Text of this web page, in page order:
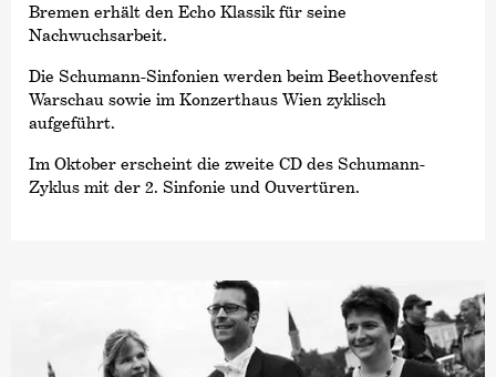
Bremen erhält den Echo Klassik für seine
Nachwuchsarbeit.
Die Schumann-Sinfonien werden beim Beethovenfest
Warschau sowie im Konzerthaus Wien zyklisch
aufgeführt.
Im Oktober erscheint die zweite CD des Schumann-
Zyklus mit der 2. Sinfonie und Ouvertüren.